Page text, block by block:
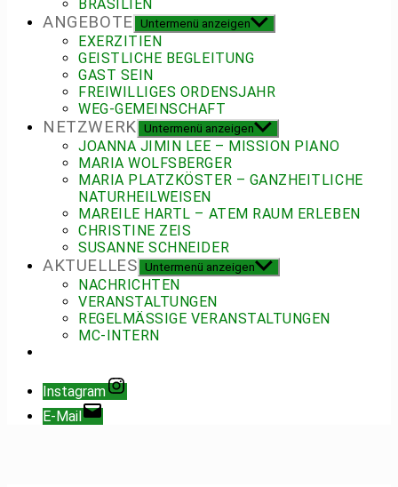
BRASILIEN
ANGEBOTE Untermenü anzeigen
EXERZITIEN
GEISTLICHE BEGLEITUNG
GAST SEIN
FREIWILLIGES ORDENSJAHR
WEG-GEMEINSCHAFT
NETZWERK Untermenü anzeigen
JOANNA JIMIN LEE – MISSION PIANO
MARIA WOLFSBERGER
MARIA PLATZKÖSTER – GANZHEITLICHE
NATURHEILWEISEN
MAREILE HARTL – ATEM RAUM ERLEBEN
CHRISTINE ZEIS
SUSANNE SCHNEIDER
AKTUELLES Untermenü anzeigen
NACHRICHTEN
VERANSTALTUNGEN
REGELMÄSSIGE VERANSTALTUNGEN
MC-INTERN
Instagram
E-Mail